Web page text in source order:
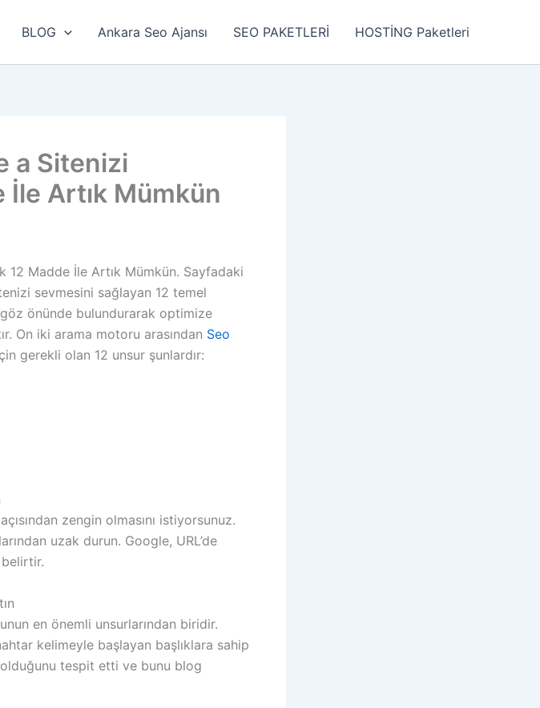
BLOG Ankara Seo Ajansı SEO PAKETLERİ HOSTİNG Paketleri
a Sitenizi
İle Artık Mümkün
Madde İle Artık Mümkün. Sayfadaki
sevmesini sağlayan 12 temel
önünde bulundurarak optimize
On iki arama motoru arasından Seo
gerekli olan 12 unsur şunlardır:
zengin olmasını istiyorsunuz.
uzak durun. Google, URL’de
en önemli unsurlarından biridir.
kelimeyle başlayan başlıklara sahip
olduğunu tespit etti ve bunu blog